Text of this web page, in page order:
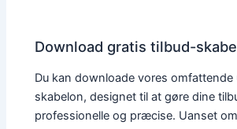
Download gratis tilbud-
Du kan downloade vores omfattende
skabelon, designet til at gøre dine
professionelle og præcise. Uanset